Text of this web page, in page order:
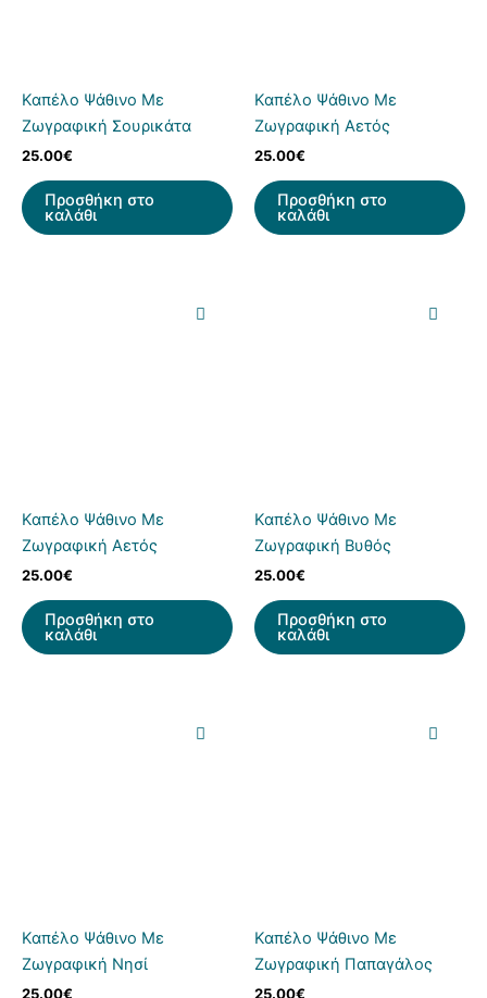
Καπέλο Ψάθινο Με
Ζωγραφική Σουρικάτα
25.00€
Προσθήκη στο
καλάθι
Καπέλο Ψάθινο Με
Ζωγραφική Αετός
25.00€
Προσθήκη στο
καλάθι
Καπέλο Ψάθινο Με
Ζωγραφική Αετός
25.00€
Προσθήκη στο
καλάθι
Καπέλο Ψάθινο Με
Ζωγραφική Βυθός
25.00€
Προσθήκη στο
καλάθι
Καπέλο Ψάθινο Με
Ζωγραφική Νησί
25.00€
Καπέλο Ψάθινο Με
Ζωγραφική Παπαγάλος
25.00€